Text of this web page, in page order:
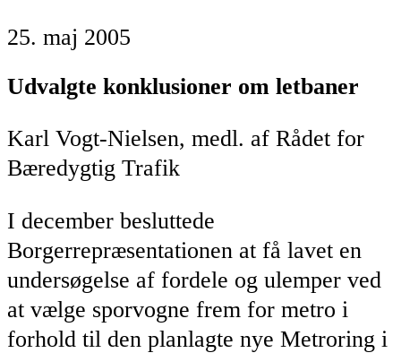
25. maj 2005
Udvalgte konklusioner om letbaner
Karl Vogt-Nielsen, medl. af Rådet for
Bæredygtig Trafik
I december besluttede
Borgerrepræsentationen at få lavet en
undersøgelse af fordele og ulemper ved
at vælge sporvogne frem for metro i
forhold til den planlagte nye Metroring i